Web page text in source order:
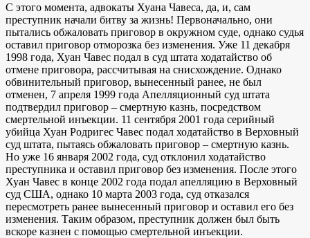
С этого момента, адвокаты Хуана Чавеса, да, и, сам
преступник начали битву за жизнь! Первоначально, они
пытались обжаловать приговор в окружном суде, однако судья
оставил приговор отморозка без изменения. Уже 11 декабря
1998 года, Хуан Чавес подал в суд штата ходатайство об
отмене приговора, рассчитывая на снисхождение. Однако
обвинительный приговор, вынесенный ранее, не был
отменен, 7 апреля 1999 года Апелляционный суд штата
подтвердил приговор – смертную казнь, посредством
смертельной инъекции. 11 сентября 2001 года серийный
убийца Хуан Родригес Чавес подал ходатайство в Верховный
суд штата, пытаясь обжаловать приговор – смертную казнь.
Но уже 16 января 2002 года, суд отклонил ходатайство
преступника и оставил приговор без изменения. После этого
Хуан Чавес в конце 2002 года подал апелляцию в Верховный
суд США, однако 10 марта 2003 года, суд отказался
пересмотреть ранее вынесенный приговор и оставил его без
изменения. Таким образом, преступник должен был быть
вскоре казнен с помощью смертельной инъекции.